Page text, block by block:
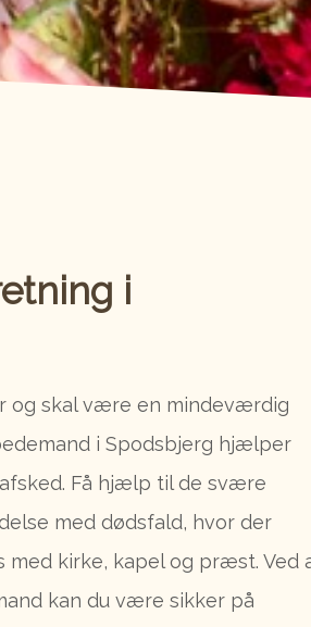
i
og skal være en mindeværdig
i Spodsbjerg hjælper
Få hjælp til de svære
med dødsfald, hvor der
med kirke, kapel og præst. Ved
kan du være sikker på